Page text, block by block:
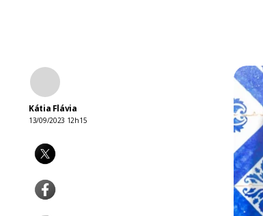
Kátia Flávia
13/09/2023 12h15